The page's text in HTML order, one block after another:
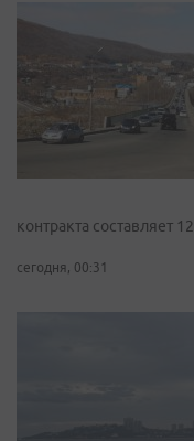
контракта составляет
сегодня, 00:31